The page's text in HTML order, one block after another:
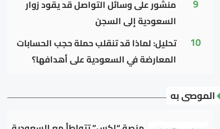
9
منشور على وسائل التواصل قد يقود زوار
السعودية إلى السجن
10
تحليل: لماذا قد تنقلب حملة حجب الحسابات
المعارضة في السعودية على أهدافها؟
الموصى به